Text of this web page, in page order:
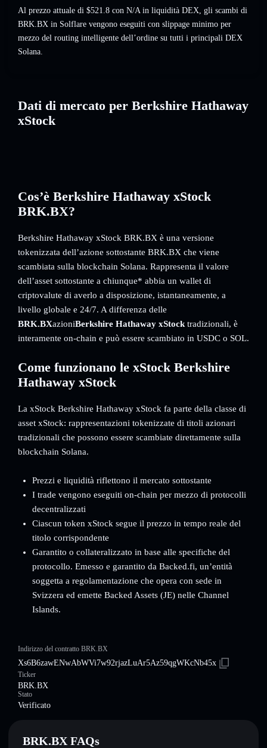
Al prezzo attuale di $521.8 con N/A in liquidità DEX, gli scambi di
BRK.BX in Solflare vengono eseguiti con slippage minimo per
mezzo del routing intelligente dell’ordine su tutti i principali DEX
Solana.
Dati di mercato per Berkshire Hathaway
xStock
Cos’è Berkshire Hathaway xStock
BRK.BX?
Berkshire Hathaway xStock BRK.BX è una versione
tokenizzata dell’azione sottostante BRK.BX che viene
scambiata sulla blockchain Solana. Rappresenta il valore
dell’asset sottostante a chiunque* abbia un wallet di
criptovalute di averlo a disposizione, istantaneamente, a
livello globale e 24/7. A differenza delle
BRK.BXazioniBerkshire Hathaway xStock tradizionali, è
interamente on-chain e può essere scambiato in USDC o SOL.
Come funzionano le xStock Berkshire
Hathaway xStock
La xStock Berkshire Hathaway xStock fa parte della classe di
asset xStock: rappresentazioni tokenizzate di titoli azionari
tradizionali che possono essere scambiate direttamente sulla
blockchain Solana.
Prezzi e liquidità riflettono il mercato sottostante
I trade vengono eseguiti on-chain per mezzo di protocolli
decentralizzati
Ciascun token xStock segue il prezzo in tempo reale del
titolo corrispondente
Garantito o collateralizzato in base alle specifiche del
protocollo. Emesso e garantito da Backed.fi, un’entità
soggetta a regolamentazione che opera con sede in
Svizzera ed emette Backed Assets (JE) nelle Channel
Islands.
Indirizzo del contratto BRK.BX
Xs6B6zawENwAbWVi7w92rjazLuAr5Az59qgWKcNb45x
Ticker
BRK.BX
Stato
Verificato
BRK.BX FAQs